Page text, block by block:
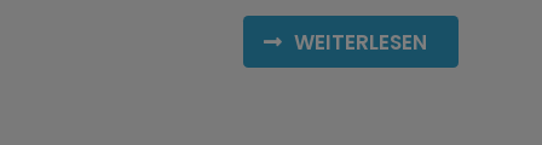
WEITERLESEN